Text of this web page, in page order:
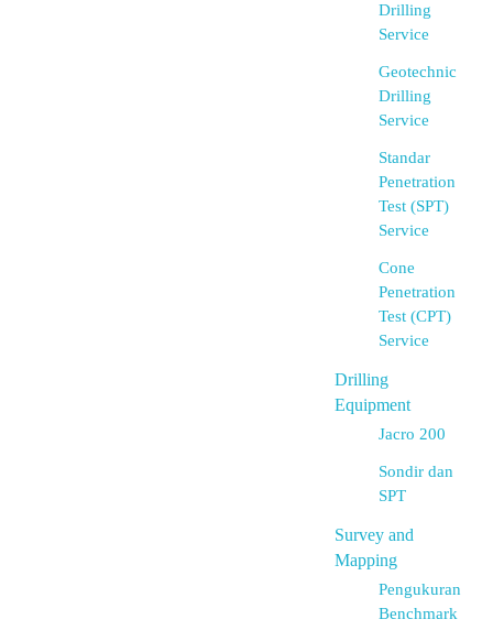
Drilling
Service
Geotechnic
Drilling
Service
Standar
Penetration
Test (SPT)
Service
Cone
Penetration
Test (CPT)
Service
Drilling
Equipment
Jacro 200
Sondir dan
SPT
Survey and
Mapping
Pengukuran
Benchmark